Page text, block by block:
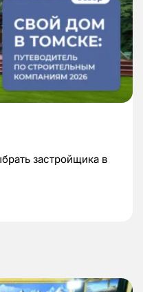
застройщика в